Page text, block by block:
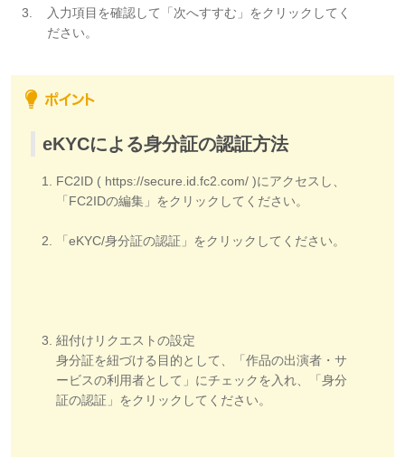
入力項目を確認して「次へすすむ」をクリックしてく
ださい。
eKYCによる身分証の認証方法
FC2ID ( https://secure.id.fc2.com/ )にアクセスし、
「FC2IDの編集」をクリックしてください。
「eKYC/身分証の認証」をクリックしてください。
紐付けリクエストの設定
身分証を紐づける目的として、「作品の出演者・サ
ービスの利用者として」にチェックを入れ、「身分
証の認証」をクリックしてください。